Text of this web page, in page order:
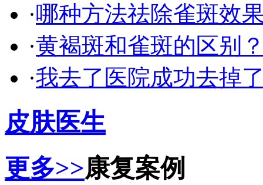
·哪种方法祛除雀斑效
·黄褐斑和雀斑的区别
·我去了医院成功去掉
皮肤医生
更多>>康复案例